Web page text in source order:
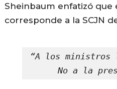
Sheinbaum enfatizó que
corresponde a la SCJN
“A los ministros
No a la